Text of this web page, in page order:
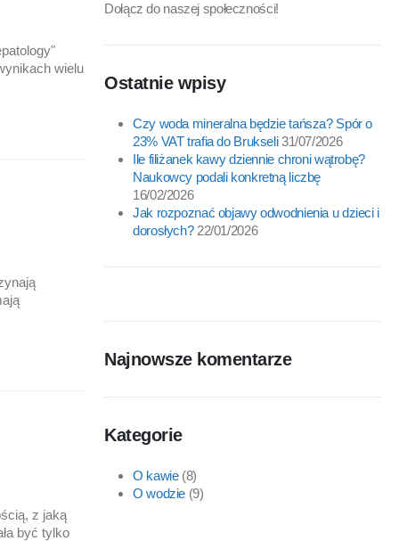
wielu
z jaką
być tylko
Dołącz do naszej społeczności!
Ostatnie wpisy
Czy woda mineralna będzie tańsza? Spór o
23% VAT trafia do Brukseli 31/07/2026
Ile filiżanek kawy dziennie chroni wątrobę?
Naukowcy podali konkretną liczbę
16/02/2026
Jak rozpoznać objawy odwodnienia u dzieci i
dorosłych? 22/01/2026
Najnowsze komentarze
Kategorie
O kawie(8)
O wodzie (9)